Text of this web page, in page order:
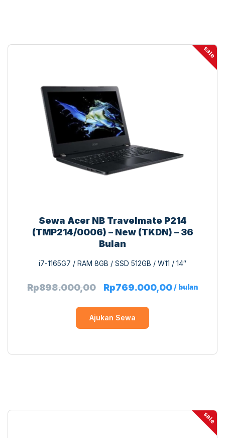
sale
Sewa Acer NB Travelmate P214
(TMP214/0006) – New (TKDN) – 36
Bulan
i7-1165G7 / RAM 8GB / SSD 512GB / W11 / 14″
Rp898.000,00 Rp769.000,00 / bulan
Ajukan Sewa
sale